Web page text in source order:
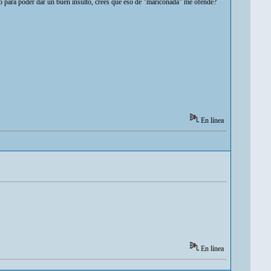
poder dar un buen insulto, crees que eso de "mariconada" me ofende?
En línea
En línea